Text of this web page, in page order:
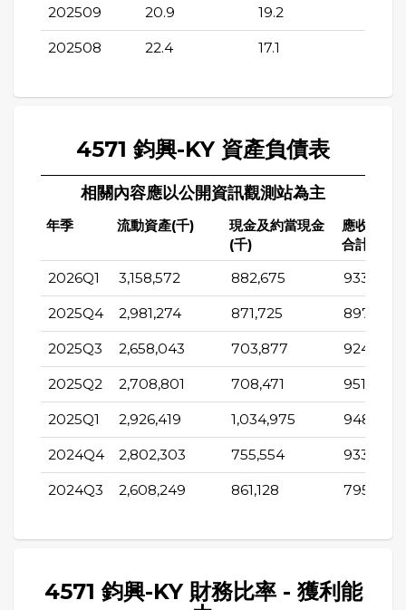
202509 20.9 19.2
202508 22.4 17.1
4571 鈞興-KY 資產負債表
相關內容應以公開資訊觀測站為主
年季 流動資產(千)
現金及約當現金
(千)
應收帳款
合計(千)
2026Q1 3,158,572 882,675 933,420
2025Q4 2,981,274 871,725 897,738
2025Q3 2,658,043 703,877 924,131
2025Q2 2,708,801 708,471 951,459
2025Q1 2,926,419 1,034,975 948,695
2024Q4 2,802,303 755,554 933,133
2024Q3 2,608,249 861,128 795,389
4571 鈞興-KY 財務比率 - 獲利能